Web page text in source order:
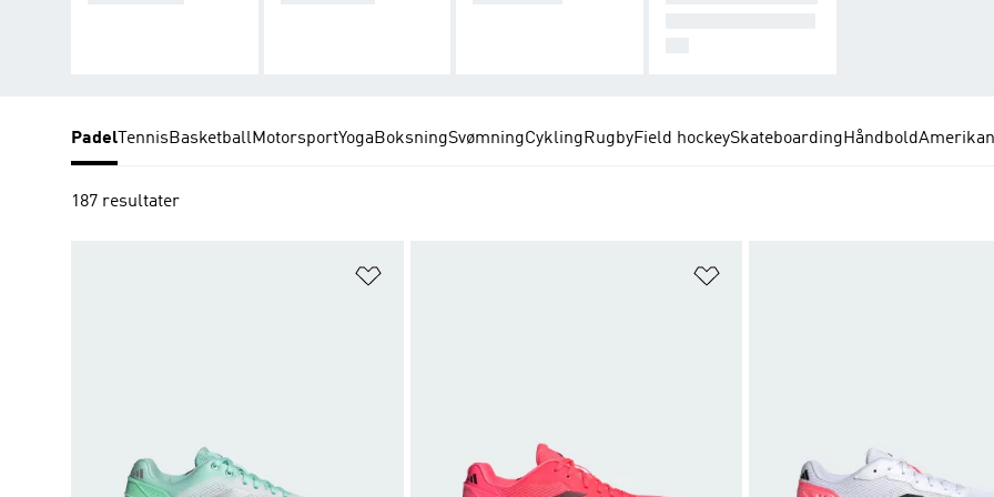
PadelTennisBasketballMotorsportYogaBoksningSvømningCyklingRugbyField hockeySkateboardingHåndbold
187 resultater